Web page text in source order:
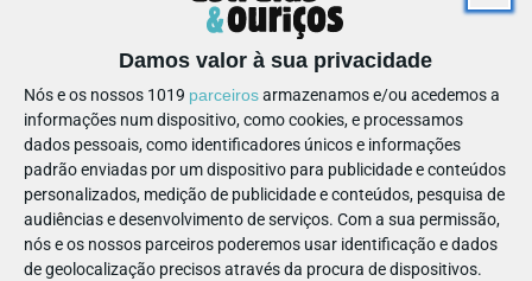
Damos valor à sua privacidade
Nós e os nossos 1019 parceirosarmazenamos e/ou acedemos a
informações num dispositivo, como cookies, e processamos
dados pessoais, como identificadores únicos e informações
padrão enviadas por um dispositivo para publicidade e conteúdos
personalizados, medição de publicidade e conteúdos, pesquisa de
audiências e desenvolvimento de serviços. Com a sua permissão,
nós e os nossos parceiros poderemos usar identificação e dados
de geolocalização precisos através da procura de dispositivos.